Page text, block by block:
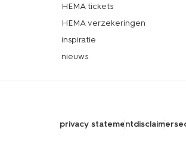
HEMA tickets
HEMA verzekeringen
inspiratie
nieuws
privacy statementdisclaimer